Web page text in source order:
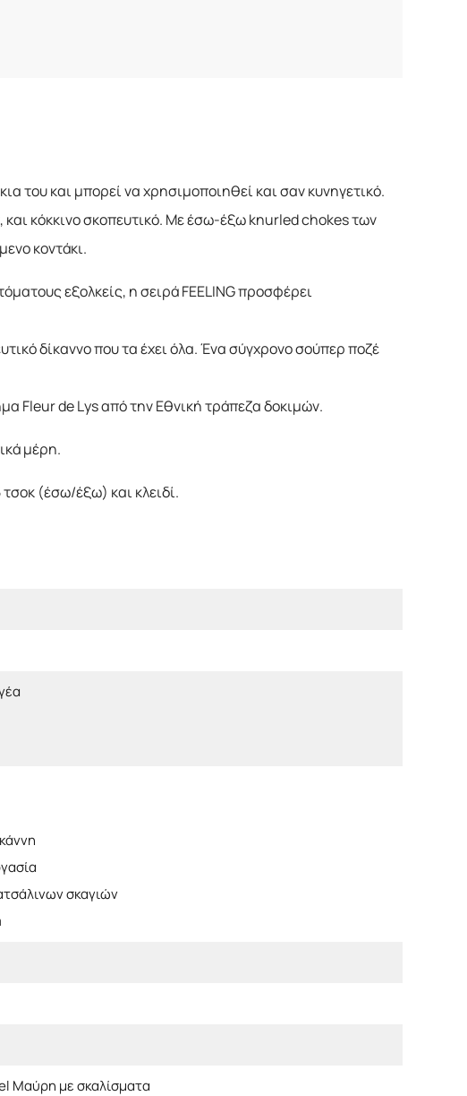
του και μπορεί να χρησιμοποιηθεί και σαν κυνηγετικό.
και κόκκινο σκοπευτικό. Με έσω-έξω knurled chokes των
κοντάκι.
εξολκείς, η σειρά FEELING προσφέρει
δίκαννο που τα έχει όλα. Ένα σύγχρονο σούπερ ποζέ
Fleur de Lys από την Εθνική τράπεζα δοκιμών.
μέρη.
(έσω/έξω) και κλειδί.
σκαγιών
Μαύρη με σκαλίσματα